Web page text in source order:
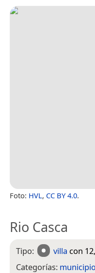
Foto: HVL, CC BY 4.0.
Rio Casca
Tipo: villa con
Categorías: